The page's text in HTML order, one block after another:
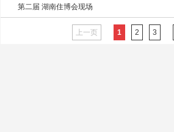
第二届 湖南住博会现场
上一页 1 2 3